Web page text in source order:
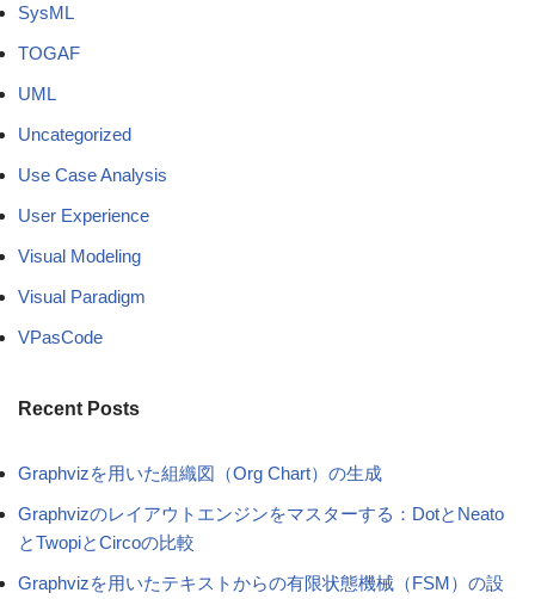
SysML
TOGAF
UML
Uncategorized
Use Case Analysis
User Experience
Visual Modeling
Visual Paradigm
VPasCode
Recent Posts
Graphvizを用いた組織図（Org Chart）の生成
Graphvizのレイアウトエンジンをマスターする：DotとNeato
とTwopiとCircoの比較
Graphvizを用いたテキストからの有限状態機械（FSM）の設